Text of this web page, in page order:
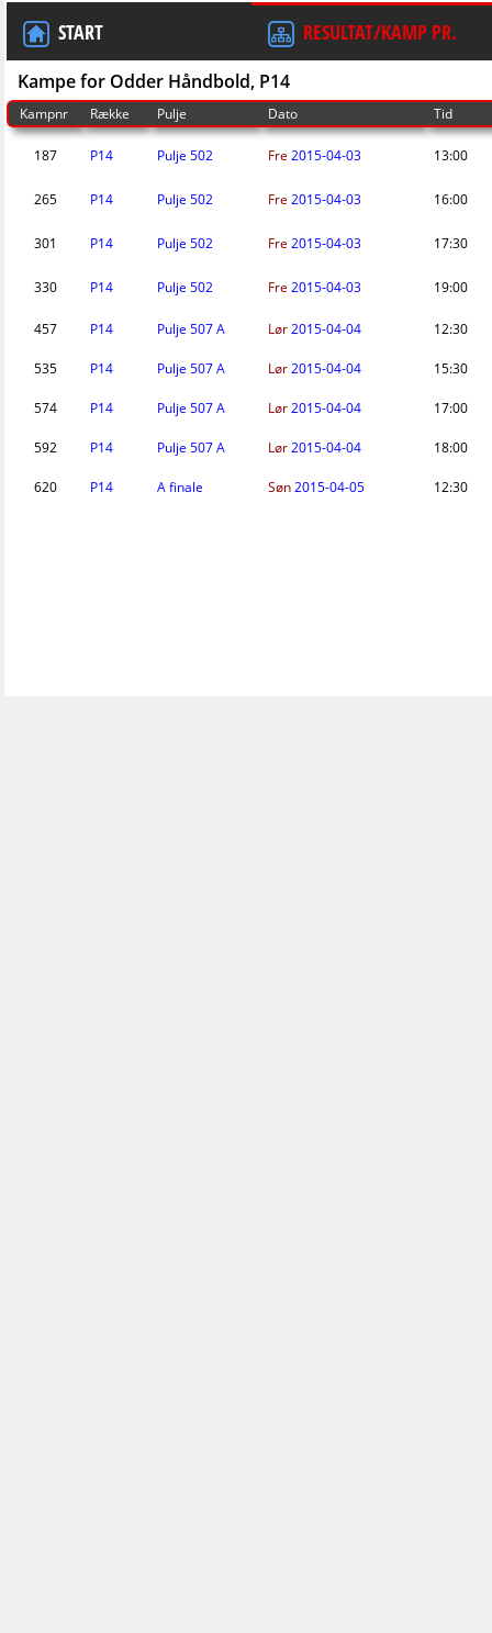
START RESULTAT/KAMP PR.
Kampe for Odder Håndbold, P14
Kampnr Række Pulje Dato Tid
187 P14 Pulje 502 Fre 2015-04-03 13:00
265 P14 Pulje 502 Fre 2015-04-03 16:00
301 P14 Pulje 502 Fre 2015-04-03 17:30
330 P14 Pulje 502 Fre 2015-04-03 19:00
457 P14 Pulje 507 A Lør2015-04-04 12:30
535 P14 Pulje 507 A Lør2015-04-04 15:30
574 P14 Pulje 507 A Lør2015-04-04 17:00
592 P14 Pulje 507 A Lør2015-04-04 18:00
620 P14 A finale Søn2015-04-05 12:30